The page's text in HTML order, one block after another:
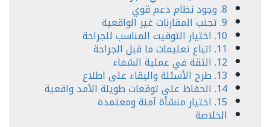
8. وجود نظام دعم قوي
9. تجنب المقارنات غير الواقعية
10. اختيار التوقيت المناسب للجراحة
11. اتباع تعليمات ما قبل الجراحة
12. الثقة في عملية الشفاء
13. طرح الأسئلة والبقاء على اطلاع
14. الحفاظ على توقعات طويلة الأمد واقعية
15. اختيار منشأة آمنة ومعتمدة
الخلاصة